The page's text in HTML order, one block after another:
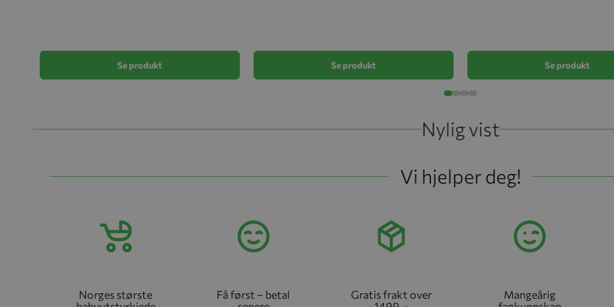
Se produkt Se produkt Se produkt
Nylig vist
Vi hjelper deg!
Norges største
Få først – betal
Gratis frakt over
Mangeårig